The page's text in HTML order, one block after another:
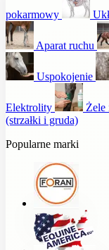
pokarmowy
Aparat ruchu
Uspokojenie
Elektrolity Żele
(strzałki i gruda)
Popularne marki